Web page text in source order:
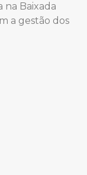
na Baixada
a gestão dos